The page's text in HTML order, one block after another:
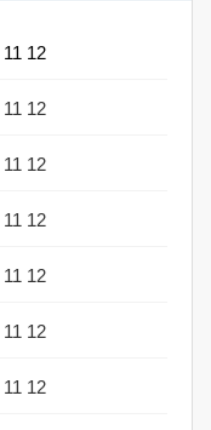
11 12
11 12
11 12
11 12
11 12
11 12
11 12